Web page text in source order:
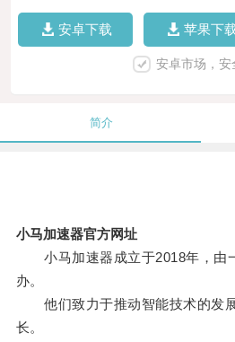
安卓下载 苹果下
安卓市场，安
简介
小马加速器官方网址
小马加速器成立于2018年，由
办。
他们致力于推动智能技术的发
长。